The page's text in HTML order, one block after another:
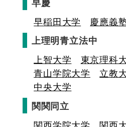
早稲田大学
慶應義
上理明青立法中
上智大学
東京理科
青山学院大学
立教
中央大学
関関同立
関西学院大学
関西